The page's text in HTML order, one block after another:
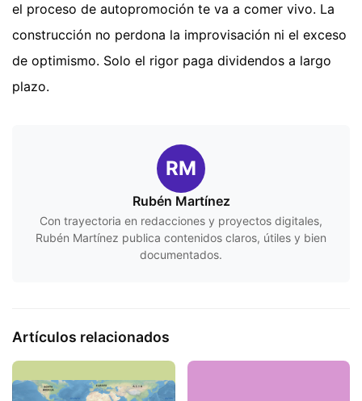
el proceso de autopromoción te va a comer vivo. La
construcción no perdona la improvisación ni el exceso
de optimismo. Solo el rigor paga dividendos a largo
plazo.
RM
Rubén Martínez
Con trayectoria en redacciones y proyectos digitales,
Rubén Martínez publica contenidos claros, útiles y bien
documentados.
Artículos relacionados